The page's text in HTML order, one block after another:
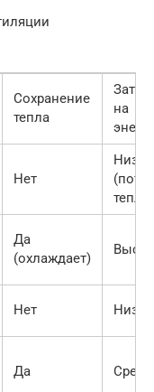
Сохранение
тепла
на
Нет
тепла)
Да
(охлаждает)
Нет
Да